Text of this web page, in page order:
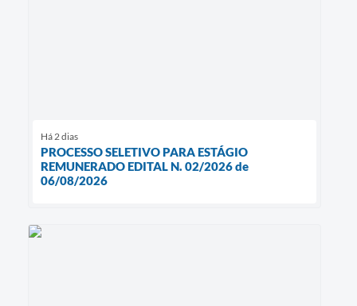
Há 2 dias
PROCESSO SELETIVO PARA ESTÁGIO
REMUNERADO EDITAL N. 02/2026 de
06/08/2026